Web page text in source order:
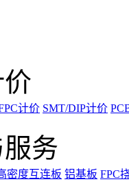
计价 SMT/DIP计价
务
密度互连板 铝基板 FPC